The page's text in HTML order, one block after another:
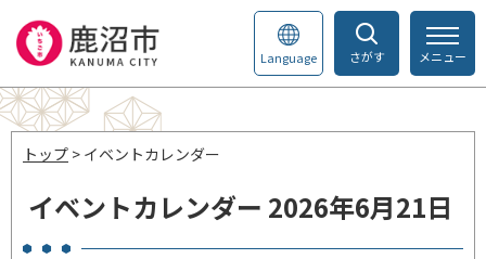
さがす
Language メニュー
トップ > イベントカレンダー
イベントカレンダー 2026年6月21日